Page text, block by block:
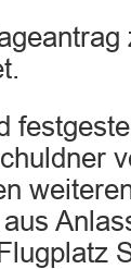
aus